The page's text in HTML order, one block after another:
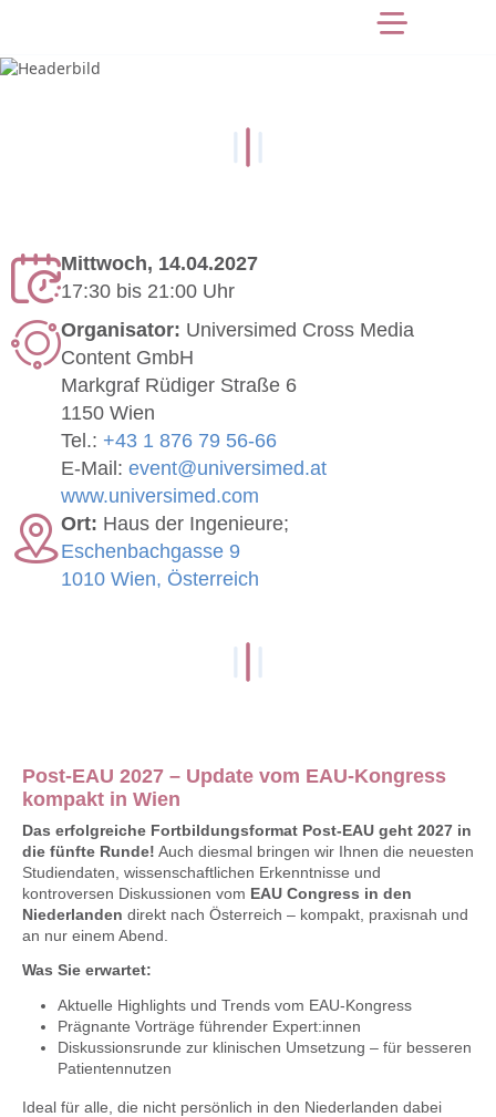
Mittwoch, 14.04.2027
17:30 bis 21:00 Uhr
Organisator: Universimed Cross Media
Content GmbH
Markgraf Rüdiger Straße 6
1150 Wien
Tel.: +43 1 876 79 56-66
E-Mail: event@universimed.at
www.universimed.com
Ort: Haus der Ingenieure;
Eschenbachgasse 9
1010 Wien, Österreich
Post-EAU 2027 – Update vom EAU-Kongress
kompakt in Wien
Das erfolgreiche Fortbildungsformat Post-EAU geht 2027 in
die fünfte Runde! Auch diesmal bringen wir Ihnen die neuesten
Studiendaten, wissenschaftlichen Erkenntnisse und
kontroversen Diskussionen vom EAU Congress in den
Niederlanden direkt nach Österreich – kompakt, praxisnah und
an nur einem Abend.
Was Sie erwartet:
Aktuelle Highlights und Trends vom EAU-Kongress
Prägnante Vorträge führender Expert:innen
Diskussionsrunde zur klinischen Umsetzung – für besseren
Patientennutzen
Ideal für alle, die nicht persönlich in den Niederlanden dabei